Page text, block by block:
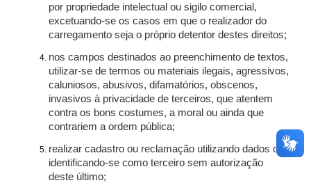
por propriedade intelectual ou sigilo comercial,
excetuando-se os casos em que o realizador do
carregamento seja o próprio detentor destes direitos;
nos campos destinados ao preenchimento de textos,
utilizar-se de termos ou materiais ilegais, agressivos,
caluniosos, abusivos, difamatórios, obscenos,
invasivos à privacidade de terceiros, que atentem
contra os bons costumes, a moral ou ainda que
contrariem a ordem pública;
realizar cadastro ou reclamação utilizando dados ou
identificando-se como terceiro sem autorização
deste último;